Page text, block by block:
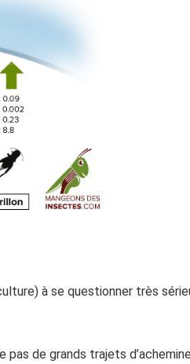
à se questionner très
de grands trajets